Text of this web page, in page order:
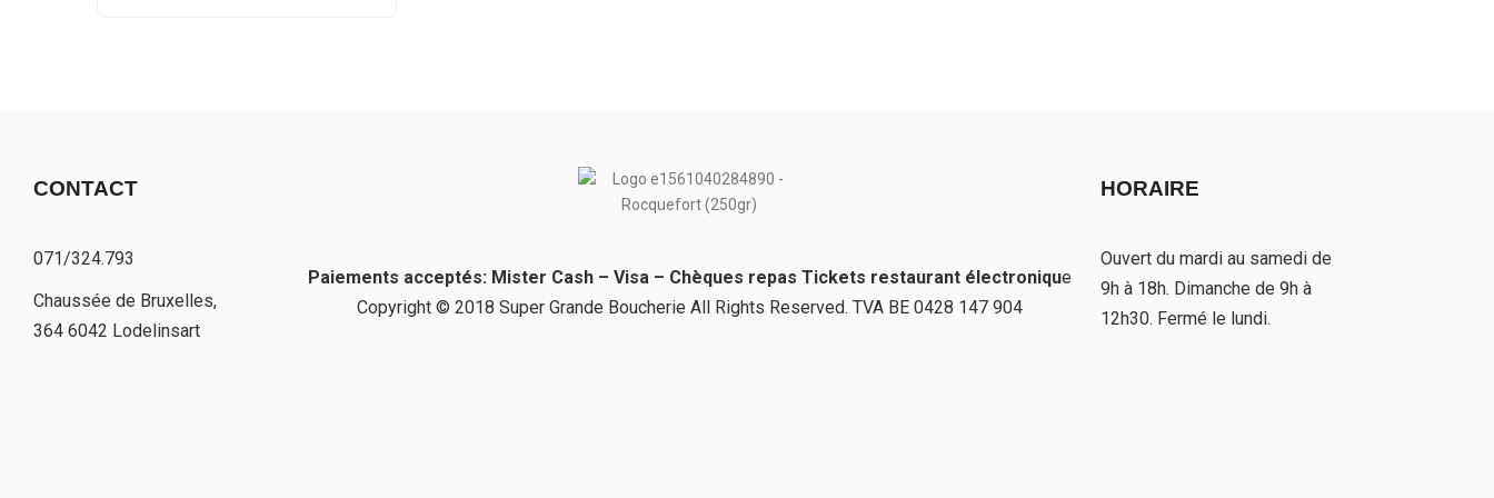
CONTACT
071/324.793
Chaussée de Bruxelles,
364 6042 Lodelinsart
Paiements acceptés: Mister Cash – Visa – Chèques repas Tickets restaurant électronique
Copyright © 2018 Super Grande Boucherie All Rights Reserved. TVA BE 0428 147 904
HORAIRE
Ouvert du mardi au samedi de
9h à 18h. Dimanche de 9h à
12h30. Fermé le lundi.